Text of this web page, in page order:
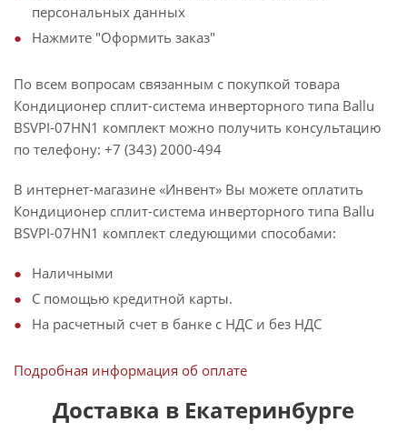
персональных данных
Нажмите "Оформить заказ"
По всем вопросам связанным с покупкой товара
Кондиционер сплит-система инверторного типа Ballu
BSVPI-07HN1 комплект можно получить консультацию
по телефону: +7 (343) 2000-494
В интернет-магазине «Инвент» Вы можете оплатить
Кондиционер сплит-система инверторного типа Ballu
BSVPI-07HN1 комплект следующими способами:
Наличными
С помощью кредитной карты.
На расчетный счет в банке с НДС и без НДС
Подробная информация об оплате
Доставка в Екатеринбурге